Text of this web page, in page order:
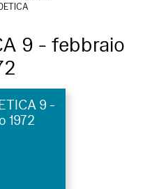
9 - febbraio
9 -
1972